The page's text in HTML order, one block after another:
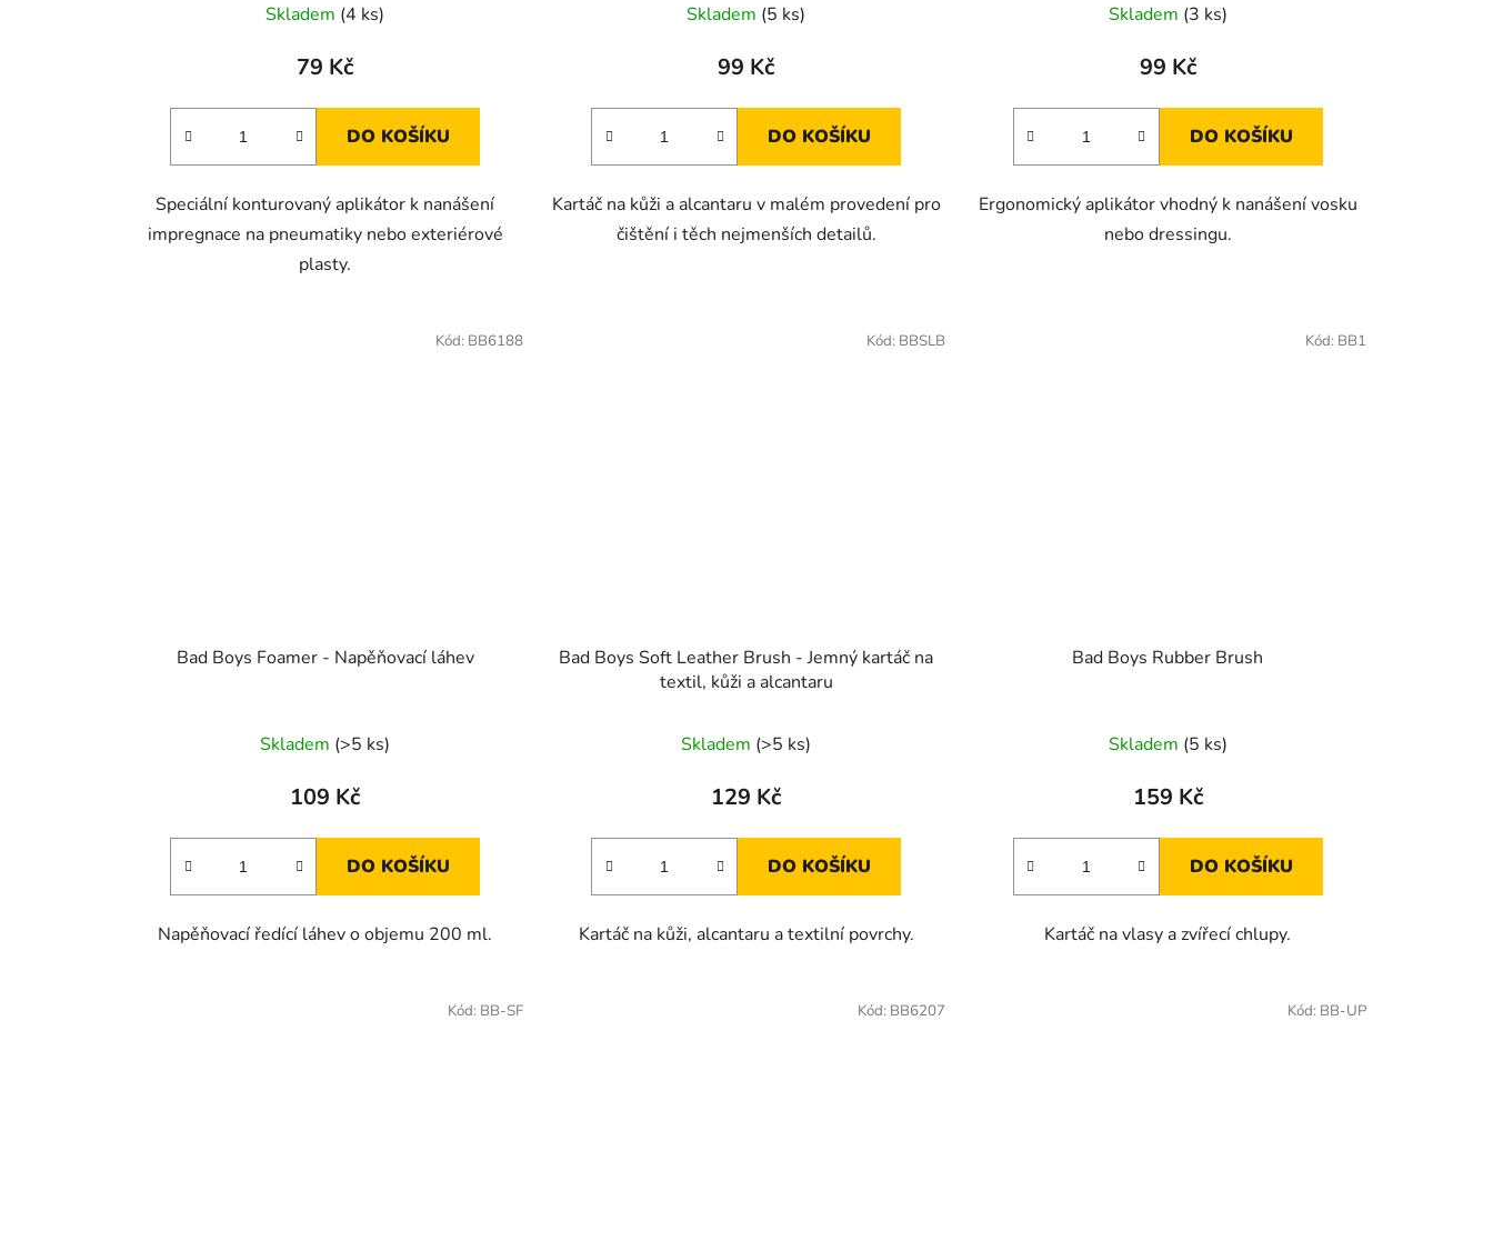
Skladem (4 ks)
79 Kč
DO KOŠÍKU
Speciální konturovaný aplikátor k nanášení
impregnace na pneumatiky nebo exteriérové
plasty.
Skladem (5 ks)
99 Kč
DO KOŠÍKU
Kartáč na kůži a alcantaru v malém provedení pro
čištění i těch nejmenších detailů.
Skladem (3 ks)
99 Kč
DO KOŠÍKU
Ergonomický aplikátor vhodný k nanášení vosku
nebo dressingu.
Bad Boys Foamer - Napěňovací láhev
Skladem (>5 ks)
109 Kč
DO KOŠÍKU
Napěňovací ředící láhev o objemu 200 ml.
Kód: BB6188
Bad Boys Soft Leather Brush - Jemný kartáč na
textil, kůži a alcantaru
Skladem (>5 ks)
129 Kč
DO KOŠÍKU
Kartáč na kůži, alcantaru a textilní povrchy.
Kód: BBSLB
Bad Boys Rubber Brush
Skladem (5 ks)
159 Kč
DO KOŠÍKU
Kartáč na vlasy a zvířecí chlupy.
Kód: BB1
Kód: BB-SF Kód: BB6207 Kód: BB-UP